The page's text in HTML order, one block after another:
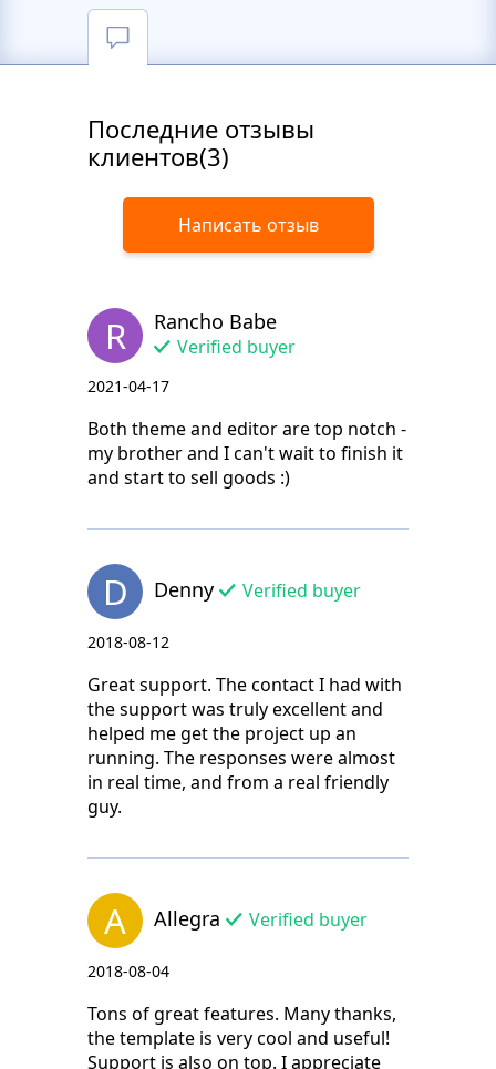
Последние отзывы
клиентов(3)
Написать отзыв
R Rancho Babe
Verified buyer
2021-04-17
Both theme and editor are top notch -
my brother and I can't wait to finish it
and start to sell goods :)
D Denny Verified buyer
2018-08-12
Great support. The contact I had with
the support was truly excellent and
helped me get the project up an
running. The responses were almost
in real time, and from a real friendly
guy.
A Allegra Verified buyer
2018-08-04
Tons of great features. Many thanks,
the template is very cool and useful!
Support is also on top. I appreciate